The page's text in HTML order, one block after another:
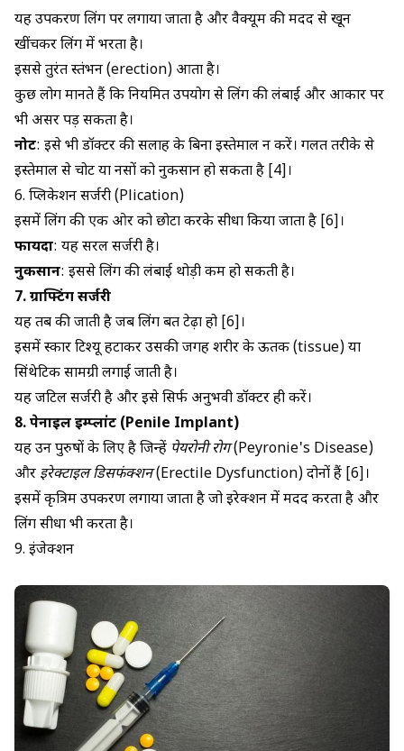
यह उपकरण लिंग पर लगाया जाता है और वैक्यूम की मदद से खून
खींचकर लिंग में भरता है।
इससे तुरंत स्तंभन (erection) आता है।
कुछ लोग मानते हैं कि नियमित उपयोग से लिंग की लंबाई और आकार पर
भी असर पड़ सकता है।
नोट: इसे भी डॉक्टर की सलाह के बिना इस्तेमाल न करें। गलत तरीके से
इस्तेमाल से चोट या नसों को नुकसान हो सकता है [4]।
6. प्लिकेशन सर्जरी (Plication)
इसमें लिंग की एक ओर को छोटा करके सीधा किया जाता है [6]।
फायदा: यह सरल सर्जरी है।
नुकसान: इससे लिंग की लंबाई थोड़ी कम हो सकती है।
7. ग्राफ्टिंग सर्जरी
यह तब की जाती है जब लिंग बहुत टेढ़ा हो [6]।
इसमें स्कार टिश्यू हटाकर उसकी जगह शरीर के ऊतक (tissue) या
सिंथेटिक सामग्री लगाई जाती है।
यह जटिल सर्जरी है और इसे सिर्फ अनुभवी डॉक्टर ही करें।
8. पेनाइल इम्प्लांट (Penile Implant)
यह उन पुरुषों के लिए है जिन्हें पेयरोनी रोग(Peyronie's Disease)
और इरेक्टाइल डिसफंक्शन(Erectile Dysfunction) दोनों हैं [6]।
इसमें कृत्रिम उपकरण लगाया जाता है जो इरेक्शन में मदद करता है और
लिंग सीधा भी करता है।
9. इंजेक्शन